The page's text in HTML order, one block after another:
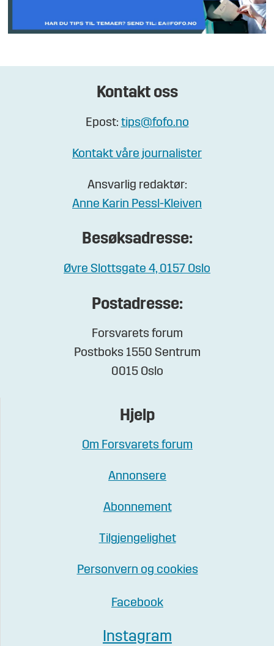
Kontakt oss
Epost: tips@fofo.no
Kontakt våre journalister
Ansvarlig redaktør:
Anne Karin Pessl-Kleiven
Besøksadresse:
Øvre Slottsgate 4, 0157 Oslo
Postadresse:
Forsvarets forum
Postboks 1550 Sentrum
0015 Oslo
Hjelp
Om Forsvarets forum
Annonsere
Abonnement
Tilgjengelighet
Personvern og cookies
Facebook
Instagram